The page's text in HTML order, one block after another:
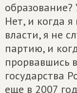
Нет, и когда я
власти, я не
партию, и
прорвавшись
государства
еще в 2007